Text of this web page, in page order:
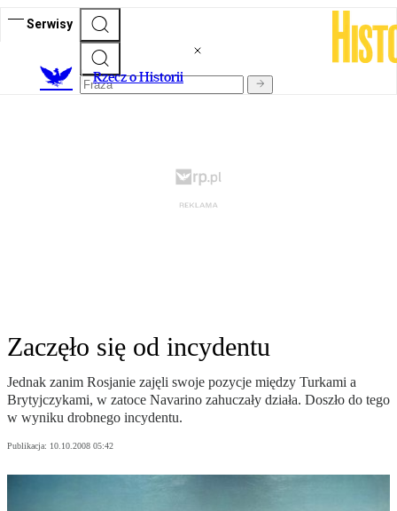
Serwisy
Rzecz o Historii
Zaczęło się od incydentu
Jednak zanim Rosjanie zajęli swoje pozycje między Turkami a
Brytyjczykami, w zatoce Navarino zahuczały działa. Doszło do tego
w wyniku drobnego incydentu.
Publikacja: 10.10.2008 05:42